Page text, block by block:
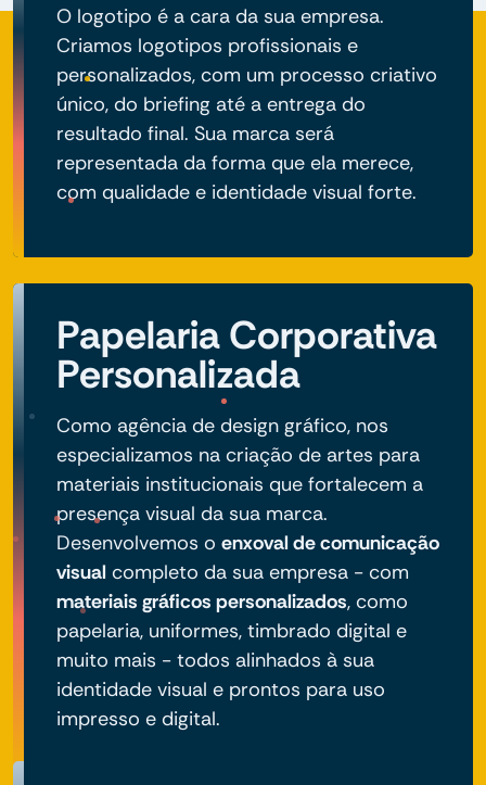
O logotipo é a cara da sua empresa.
Criamos logotipos profissionais e
personalizados, com um processo criativo
único, do briefing até a entrega do
resultado final. Sua marca será
representada da forma que ela merece,
com qualidade e identidade visual forte.
Papelaria Corporativa
Personalizada
Como agência de design gráfico, nos
especializamos na criação de artes para
materiais institucionais que fortalecem a
presença visual da sua marca.
Desenvolvemos o enxoval de comunicação
visual completo da sua empresa - com
materiais gráficos personalizados, como
papelaria, uniformes, timbrado digital e
muito mais - todos alinhados à sua
identidade visual e prontos para uso
impresso e digital.